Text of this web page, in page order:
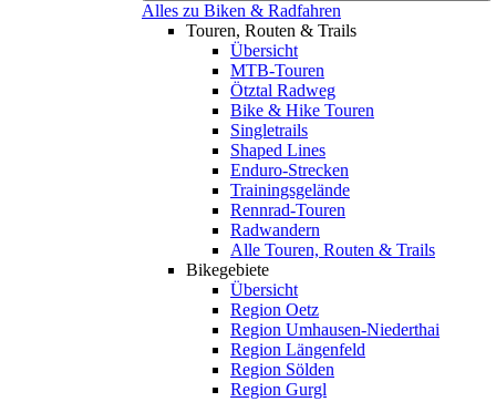
Alles zu Biken & Radfahren
Touren, Routen & Trails
Übersicht
MTB-Touren
Ötztal Radweg
Bike & Hike Touren
Singletrails
Shaped Lines
Enduro-Strecken
Trainingsgelände
Rennrad-Touren
Radwandern
Alle Touren, Routen & Trails
Bikegebiete
Übersicht
Region Oetz
Region Umhausen-Niederthai
Region Längenfeld
Region Sölden
Region Gurgl